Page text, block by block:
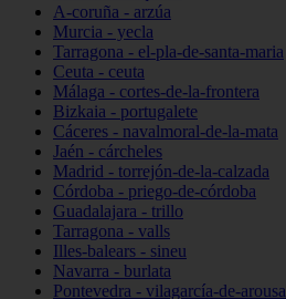
A-coruña - arzúa
Murcia - yecla
Tarragona - el-pla-de-santa-maria
Ceuta - ceuta
Málaga - cortes-de-la-frontera
Bizkaia - portugalete
Cáceres - navalmoral-de-la-mata
Jaén - cárcheles
Madrid - torrejón-de-la-calzada
Córdoba - priego-de-córdoba
Guadalajara - trillo
Tarragona - valls
Illes-balears - sineu
Navarra - burlata
Pontevedra - vilagarcía-de-arousa